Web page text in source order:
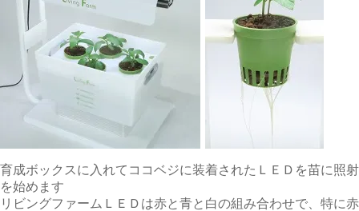
育成ボックスに入れてココベジに装着されたＬＥＤを苗に照射
を始めます
リビングファームＬＥＤは赤と青と白の組み合わせで、特に赤